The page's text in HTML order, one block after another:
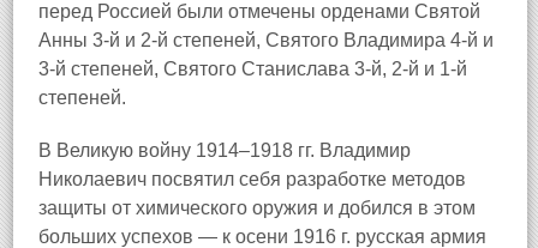
перед Россией были отмечены орденами Святой
Анны 3-й и 2-й степеней, Святого Владимира 4-й и
3-й степеней, Святого Станислава 3-й, 2-й и 1-й
степеней.
В Великую войну 1914–1918 гг. Владимир
Николаевич посвятил себя разработке методов
защиты от химического оружия и добился в этом
больших успехов — к осени 1916 г. русская армия